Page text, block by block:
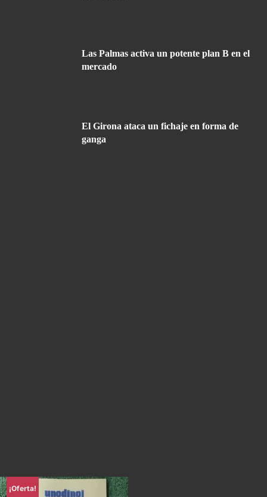
Las Palmas activa un potente plan B en el
mercado
El Girona ataca un fichaje en forma de
ganga
¡Oferta!